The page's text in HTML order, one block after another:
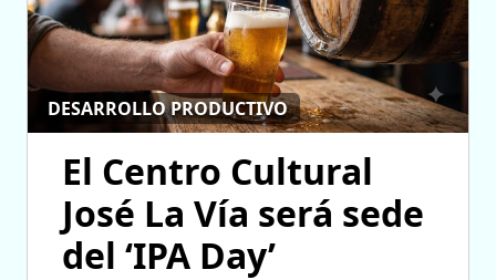
DESARROLLO PRODUCTIVO
El Centro Cultural
José La Vía será sede
del ‘IPA Day’